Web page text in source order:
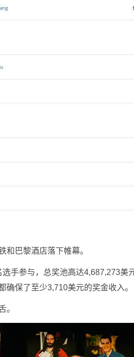
和巴黎酒店落下帷幕。
手参与，总奖池高达4,687,273美
确保了至少3,710美元的奖金收入。
。